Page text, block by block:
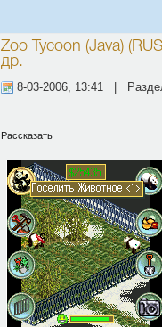
Zoo Tycoon (Java)
др.
8-03-2006, 13:41 |
Рассказать